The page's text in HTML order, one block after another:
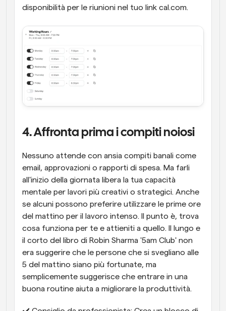
disponibilità per le riunioni nel tuo link cal.com.
4. Affronta prima i compiti noiosi
Nessuno attende con ansia compiti banali come
email, approvazioni o rapporti di spesa. Ma farli
all'inizio della giornata libera la tua capacità
mentale per lavori più creativi o strategici. Anche
se alcuni possono preferire utilizzare le prime ore
del mattino per il lavoro intenso. Il punto è, trova
cosa funziona per te e attieniti a quello. Il lungo e
il corto del libro di Robin Sharma '5am Club' non
era suggerire che le persone che si svegliano alle
5 del mattino siano più fortunate, ma
semplicemente suggerisce che entrare in una
buona routine aiuta a migliorare la produttività.